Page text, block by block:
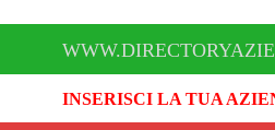
INSERISCI LA TUA